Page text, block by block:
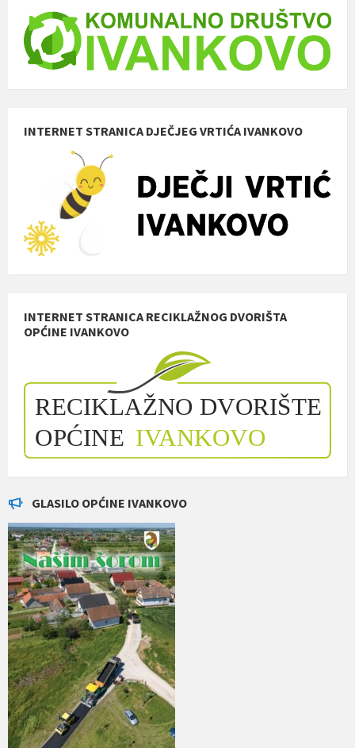
INTERNET STRANICA DJEČJEG VRTIĆA IVANKOVO
INTERNET STRANICA RECIKLAŽNOG DVORIŠTA
OPĆINE IVANKOVO
GLASILO OPĆINE IVANKOVO